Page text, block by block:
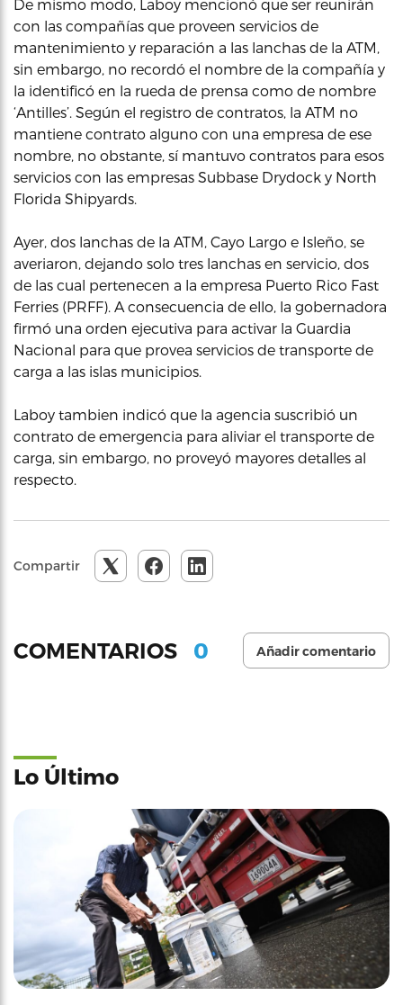
De mismo modo, Laboy mencionó que ser reunirán
con las compañías que proveen servicios de
mantenimiento y reparación a las lanchas de la ATM,
sin embargo, no recordó el nombre de la compañía y
la identificó en la rueda de prensa como de nombre
‘Antilles’. Según el registro de contratos, la ATM no
mantiene contrato alguno con una empresa de ese
nombre, no obstante, sí mantuvo contratos para esos
servicios con las empresas Subbase Drydock y North
Florida Shipyards.
Ayer, dos lanchas de la ATM, Cayo Largo e Isleño, se
averiaron, dejando solo tres lanchas en servicio, dos
de las cual pertenecen a la empresa Puerto Rico Fast
Ferries (PRFF). A consecuencia de ello, la gobernadora
firmó una orden ejecutiva para activar la Guardia
Nacional para que provea servicios de transporte de
carga a las islas municipios.
Laboy tambien indicó que la agencia suscribió un
contrato de emergencia para aliviar el transporte de
carga, sin embargo, no proveyó mayores detalles al
respecto.
Compartir
COMENTARIOS 0 Añadir comentario
Lo Último